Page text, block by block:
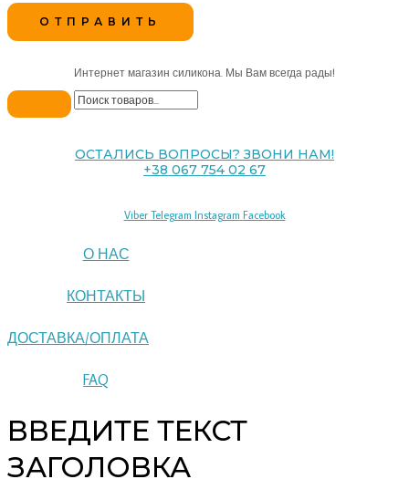
Интернет магазин силикона. Мы Вам всегда рады!
ОСТАЛИСЬ ВОПРОСЫ? ЗВОНИ НАМ!
+38 067 754 02 67
Viber Telegram Instagram Facebook
О НАС
КОНТАКТЫ
ДОСТАВКА/ОПЛАТА
FAQ
ВВЕДИТЕ ТЕКСТ
ЗАГОЛОВКА